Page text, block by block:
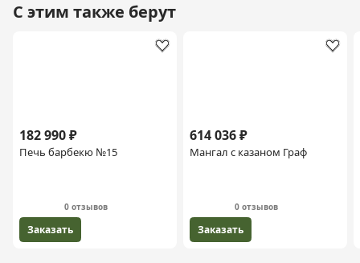
С этим также берут
182 990 ₽
Печь барбекю №15
0 отзывов
Заказать
614 036 ₽
Мангал с казаном Граф
0 отзывов
Заказать